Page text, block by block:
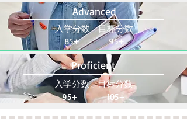
Advanced
入学分数 目标分数
85+ 95+
Proficient
入学分数 目标分数
95+ 105+